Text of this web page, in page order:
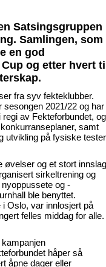
Satsingsgruppen
Samlingen, som
en god
og etter hvert
fra syv fekteklubber.
sesongen 2021/22 og har
av Fekteforbundet, og
samt
utvikling på fysiske
øvelser og et stort innslag
sirkeltrening og
og -
ble benyttet.
Oslo, var innlosjert på
felles middag for alle.
håper så
åpne dager eller